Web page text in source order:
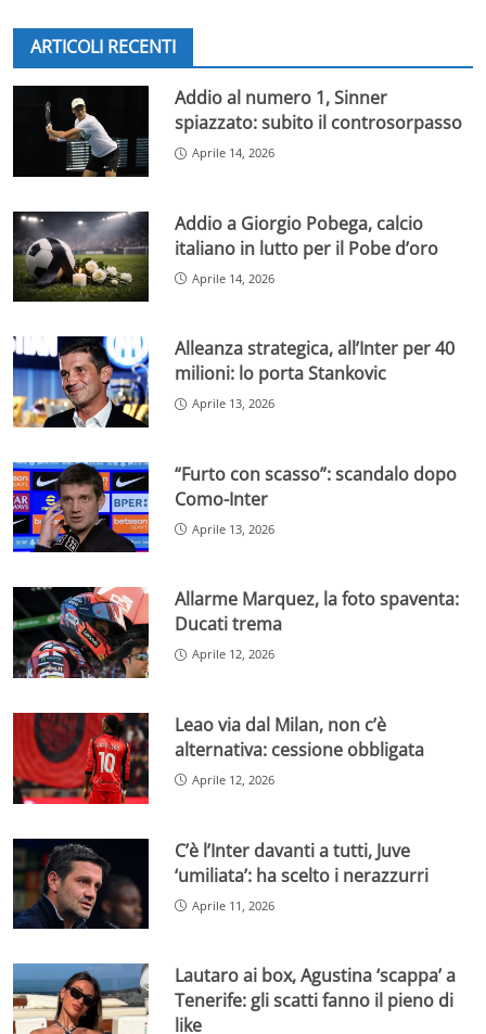
ARTICOLI RECENTI
Addio al numero 1, Sinner
spiazzato: subito il controsorpasso
Aprile 14, 2026
Addio a Giorgio Pobega, calcio
italiano in lutto per il Pobe d’oro
Aprile 14, 2026
Alleanza strategica, all’Inter per 40
milioni: lo porta Stankovic
Aprile 13, 2026
“Furto con scasso”: scandalo dopo
Como-Inter
Aprile 13, 2026
Allarme Marquez, la foto spaventa:
Ducati trema
Aprile 12, 2026
Leao via dal Milan, non c’è
alternativa: cessione obbligata
Aprile 12, 2026
C’è l’Inter davanti a tutti, Juve
‘umiliata’: ha scelto i nerazzurri
Aprile 11, 2026
Lautaro ai box, Agustina ‘scappa’ a
Tenerife: gli scatti fanno il pieno di
like